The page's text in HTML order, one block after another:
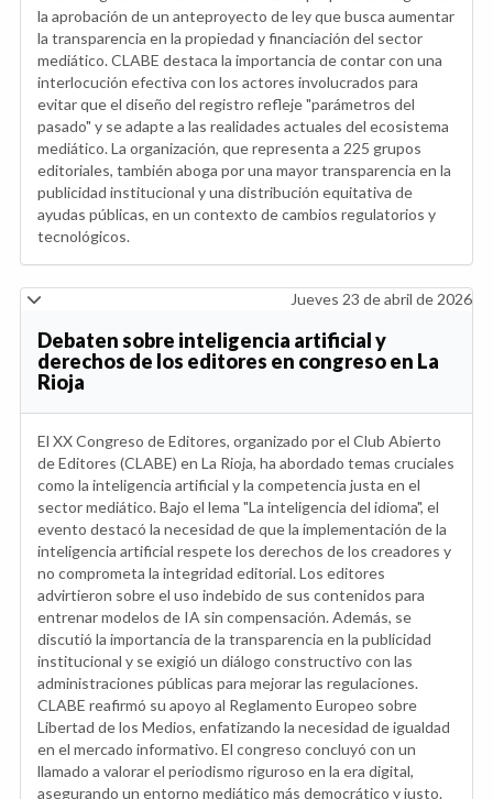
la aprobación de un anteproyecto de ley que busca aumentar
la transparencia en la propiedad y financiación del sector
mediático. CLABE destaca la importancia de contar con una
interlocución efectiva con los actores involucrados para
evitar que el diseño del registro refleje "parámetros del
pasado" y se adapte a las realidades actuales del ecosistema
mediático. La organización, que representa a 225 grupos
editoriales, también aboga por una mayor transparencia en la
publicidad institucional y una distribución equitativa de
ayudas públicas, en un contexto de cambios regulatorios y
tecnológicos.
Jueves 23 de abril de 2026
Debaten sobre inteligencia artificial y
derechos de los editores en congreso en La
Rioja
El XX Congreso de Editores, organizado por el Club Abierto
de Editores (CLABE) en La Rioja, ha abordado temas cruciales
como la inteligencia artificial y la competencia justa en el
sector mediático. Bajo el lema "La inteligencia del idioma", el
evento destacó la necesidad de que la implementación de la
inteligencia artificial respete los derechos de los creadores y
no comprometa la integridad editorial. Los editores
advirtieron sobre el uso indebido de sus contenidos para
entrenar modelos de IA sin compensación. Además, se
discutió la importancia de la transparencia en la publicidad
institucional y se exigió un diálogo constructivo con las
administraciones públicas para mejorar las regulaciones.
CLABE reafirmó su apoyo al Reglamento Europeo sobre
Libertad de los Medios, enfatizando la necesidad de igualdad
en el mercado informativo. El congreso concluyó con un
llamado a valorar el periodismo riguroso en la era digital,
asegurando un entorno mediático más democrático y justo.